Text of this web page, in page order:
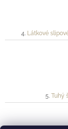
Látkové
Tuhý